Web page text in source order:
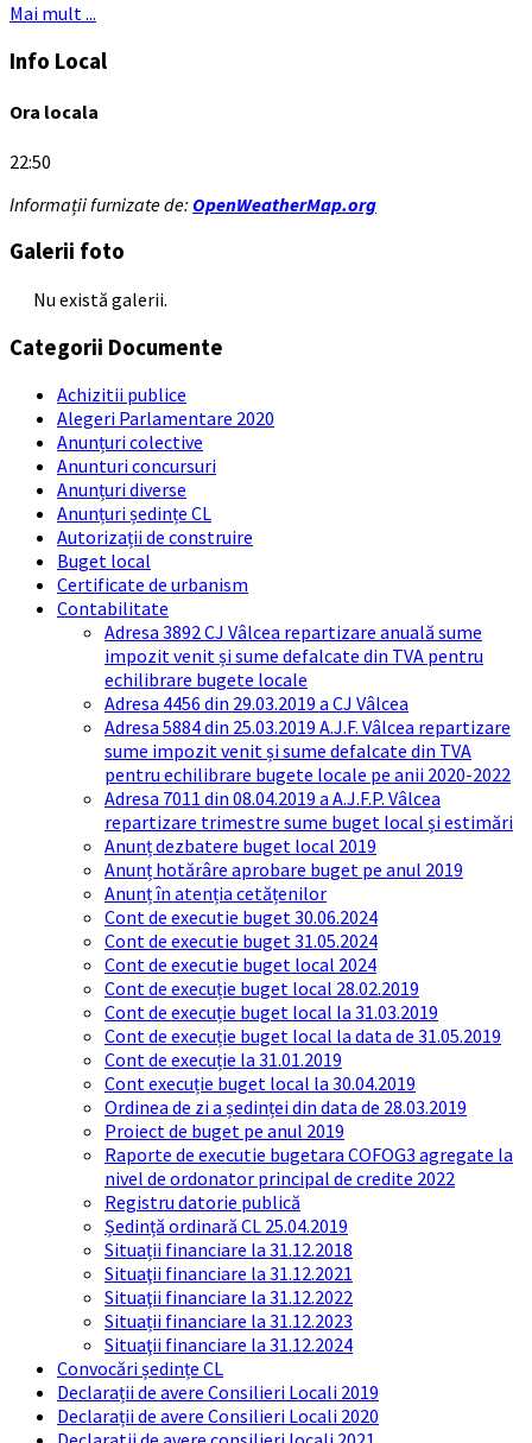
Mai mult ...
Info Local
Ora locala
22:50
Informații furnizate de: OpenWeatherMap.org
Galerii foto
Nu există galerii.
Categorii Documente
Achizitii publice
Alegeri Parlamentare 2020
Anunțuri colective
Anunturi concursuri
Anunțuri diverse
Anunțuri ședințe CL
Autorizații de construire
Buget local
Certificate de urbanism
Contabilitate
Adresa 3892 CJ Vâlcea repartizare anuală sume
impozit venit și sume defalcate din TVA pentru
echilibrare bugete locale
Adresa 4456 din 29.03.2019 a CJ Vâlcea
Adresa 5884 din 25.03.2019 A.J.F. Vâlcea repartizare
sume impozit venit și sume defalcate din TVA
pentru echilibrare bugete locale pe anii 2020-2022
Adresa 7011 din 08.04.2019 a A.J.F.P. Vâlcea
repartizare trimestre sume buget local și estimări
Anunț dezbatere buget local 2019
Anunț hotărâre aprobare buget pe anul 2019
Anunț în atenția cetățenilor
Cont de executie buget 30.06.2024
Cont de executie buget 31.05.2024
Cont de executie buget local 2024
Cont de execuție buget local 28.02.2019
Cont de execuție buget local la 31.03.2019
Cont de execuție buget local la data de 31.05.2019
Cont de execuție la 31.01.2019
Cont execuție buget local la 30.04.2019
Ordinea de zi a ședinței din data de 28.03.2019
Proiect de buget pe anul 2019
Raporte de executie bugetara COFOG3 agregate la
nivel de ordonator principal de credite 2022
Registru datorie publică
Ședință ordinară CL 25.04.2019
Situații financiare la 31.12.2018
Situaţii financiare la 31.12.2021
Situaţii financiare la 31.12.2022
Situații financiare la 31.12.2023
Situaţii financiare la 31.12.2024
Convocări ședințe CL
Declarații de avere Consilieri Locali 2019
Declarații de avere Consilieri Locali 2020